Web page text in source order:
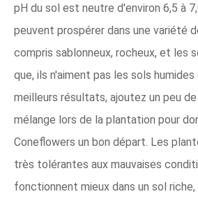
pH du sol est neutre d'environ 6,5 à
peuvent prospérer dans une variété
compris sablonneux, rocheux, et les
que, ils n'aiment pas les sols
meilleurs résultats, ajoutez un peu
mélange lors de la plantation pour
Coneflowers un bon départ. Les
très tolérantes aux mauvaises
fonctionnent mieux dans un sol